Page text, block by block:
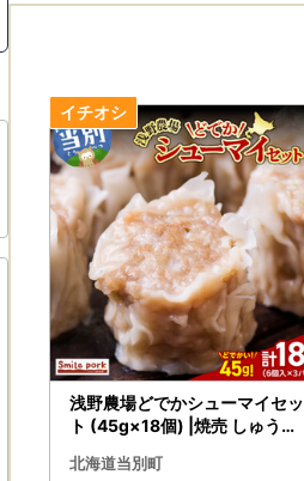
浅野農場どでかシューマイセッ
ト (45g×18個) |焼売 しゅうま
北海道当別町